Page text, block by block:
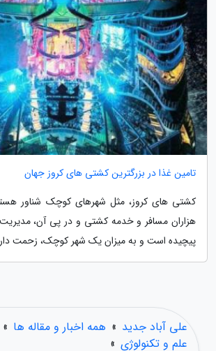
تامین غذا در بزرگترین کشتی های کروز جهان
کشتی های کروز، مثل شهرهای کوچک شناور
هزاران مسافر و خدمه کشتی و در پی آن، مدیریت
پیچیده است و به میزان یک شهر کوچک، زحمت
علی آباد جدید » همه اخبار و مقاله ها »
علم و تکنولوژی »